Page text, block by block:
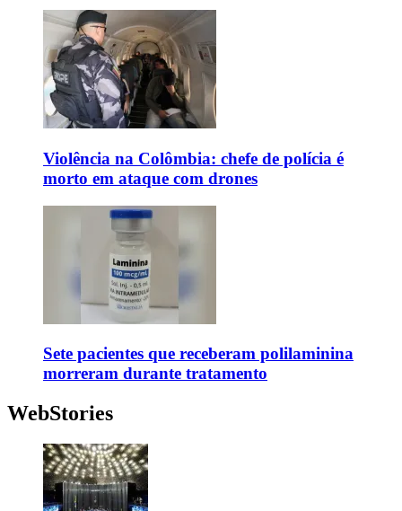
Violência na Colômbia: chefe de polícia é
morto em ataque com drones
Sete pacientes que receberam polilaminina
morreram durante tratamento
WebStories